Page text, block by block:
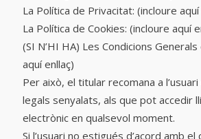
La Política de Privacitat: (incloure aquí
La Política de Cookies: (incloure aquí
(SI N’HI HA) Les Condicions
aquí enllaç)
Per això, el titular recomana a
legals senyalats, als que pot accedir
electrònic en qualsevol moment.
Si l’usuari no estigués d’acord amb